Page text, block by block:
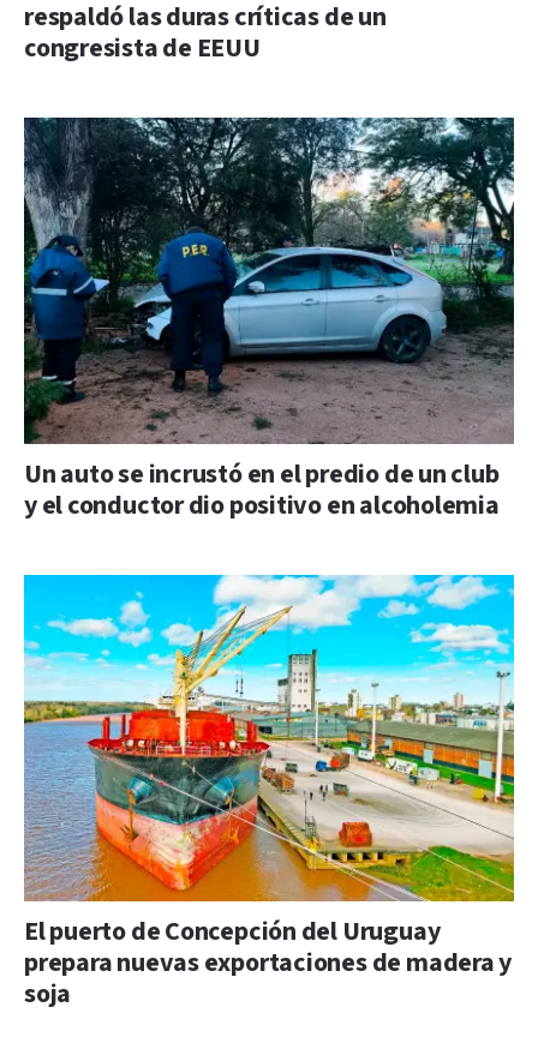
respaldó las duras críticas de un
congresista de EEUU
Un auto se incrustó en el predio de un club
y el conductor dio positivo en alcoholemia
El puerto de Concepción del Uruguay
prepara nuevas exportaciones de madera y
soja